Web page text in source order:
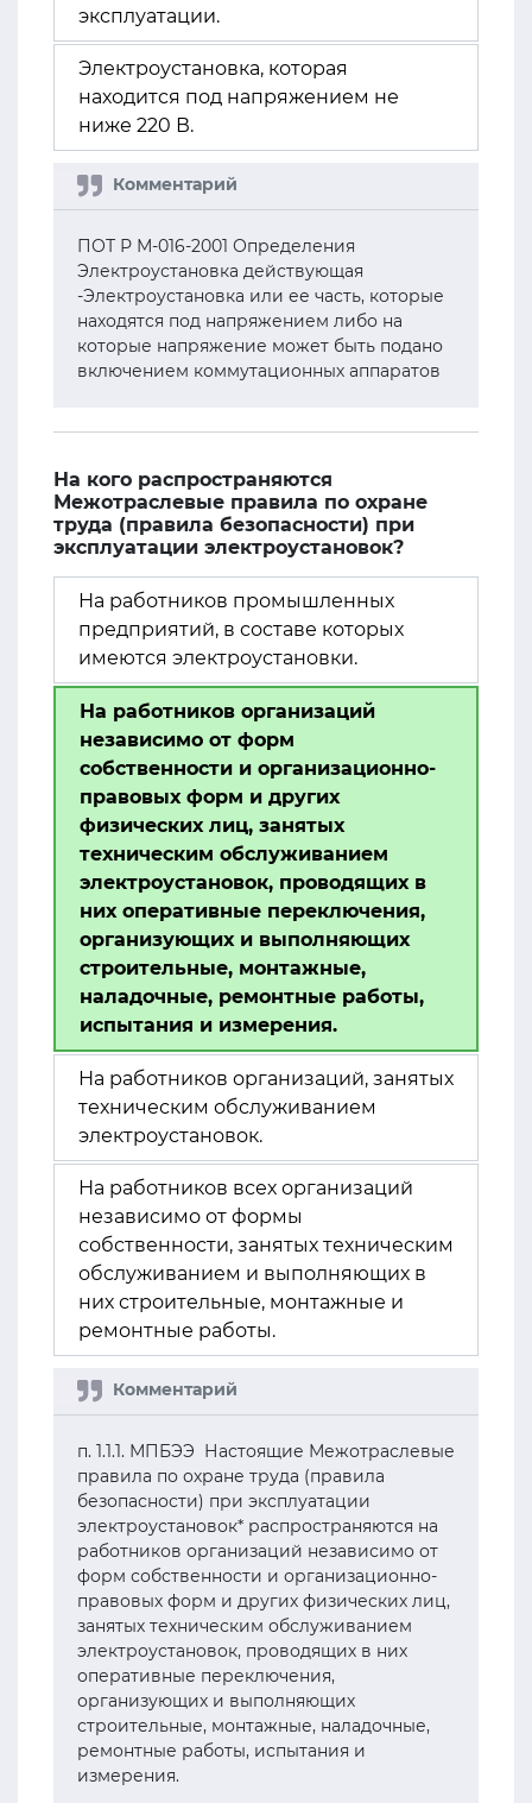
эксплуатации.
Электроустановка, которая
находится под напряжением не
ниже 220 В.
ПОТ Р М-016-2001 Определения
Электроустановка действующая
-Электроустановка или ее часть, которые
находятся под напряжением либо на
которые напряжение может быть подано
включением коммутационных аппаратов
На кого распространяются
Межотраслевые правила по охране
труда (правила безопасности) при
эксплуатации электроустановок?
На работников промышленных
предприятий, в составе которых
имеются электроустановки.
На работников организаций
независимо от форм
собственности и организационно-
правовых форм и других
физических лиц, занятых
техническим обслуживанием
электроустановок, проводящих в
них оперативные переключения,
организующих и выполняющих
строительные, монтажные,
наладочные, ремонтные работы,
испытания и измерения.
На работников организаций, занятых
техническим обслуживанием
электроустановок.
На работников всех организаций
независимо от формы
собственности, занятых техническим
обслуживанием и выполняющих в
них строительные, монтажные и
ремонтные работы.
п. 1.1.1. МПБЭЭ Настоящие Межотраслевые
правила по охране труда (правила
безопасности) при эксплуатации
электроустановок* распространяются на
работников организаций независимо от
форм собственности и организационно-
правовых форм и других физических лиц,
занятых техническим обслуживанием
электроустановок, проводящих в них
оперативные переключения,
организующих и выполняющих
строительные, монтажные, наладочные,
ремонтные работы, испытания и
измерения.